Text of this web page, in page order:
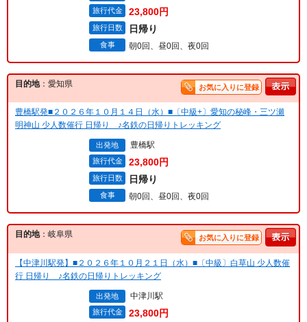
旅行代金 23,800円
旅行日数 日帰り
食事 朝0回、昼0回、夜0回
目的地：愛知県 お気に入りに登録
豊橋駅発■２０２６年１０月１４日（水）■〔中級+〕愛知の秘峰・三ツ瀬
明神山 少人数催行 日帰り ♪名鉄の日帰りトレッキング
出発地 豊橋駅
旅行代金 23,800円
旅行日数 日帰り
食事 朝0回、昼0回、夜0回
目的地：岐阜県 お気に入りに登録
【中津川駅発】■２０２６年１０月２１日（水）■〔中級〕白草山 少人数催
行 日帰り ♪名鉄の日帰りトレッキング
出発地 中津川駅
旅行代金 23,800円